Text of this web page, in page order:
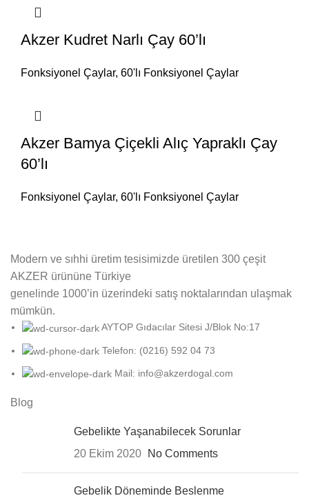
Akzer Kudret Narlı Çay 60’lı
Fonksiyonel Çaylar, 60'lı Fonksiyonel Çaylar
Akzer Bamya Çiçekli Alıç Yapraklı Çay
60’lı
Fonksiyonel Çaylar, 60'lı Fonksiyonel Çaylar
Modern ve sıhhi üretim tesisimizde üretilen 300 çeşit
AKZER ürününe Türkiye
genelinde 1000’in üzerindeki satış noktalarından ulaşmak
mümkün.
AYTOP Gıdacılar Sitesi J/Blok No:17
Telefon: (0216) 592 04 73
Mail: info@akzerdogal.com
Blog
Gebelikte Yaşanabilecek Sorunlar
20 Ekim 2020
No Comments
Gebelik Döneminde Beslenme